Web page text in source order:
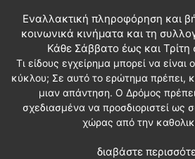
Εναλλακτική πληροφόρηση και
κοινωνικά κινήματα και τη
Κάθε Σάββατο έως και Τρίτη
Τι είδους εγχείρημα μπορεί να
κύκλου; Σε αυτό το ερώτημα πρέπει,
μιαν απάντηση. Ο Δρόμος
σχεδιασμένα να προσδιοριστεί ως
χώρας από την
διαβάστε